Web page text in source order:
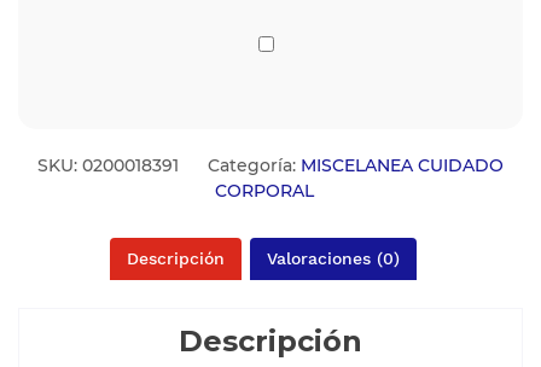
SKU: 0200018391 Categoría: MISCELANEA CUIDADO
CORPORAL
Descripción Valoraciones (0)
Descripción